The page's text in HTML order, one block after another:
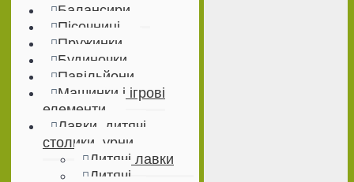
Балансири
Пісочниці
Пружинки
Будиночки
Павільйони
Машинки і ігрові
елементи
Лавки, дитячі
столики, урни
Дитячі лавки
Дитячі